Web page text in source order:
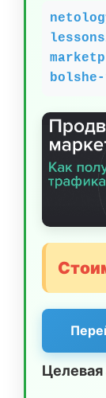
Целевая